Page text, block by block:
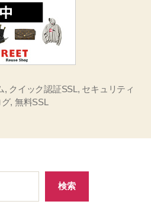
, クイック認証SSL , セキュリティ
グ, 無料SSL
検索